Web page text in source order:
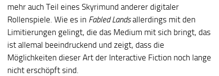
mehr auch Teil eines Skyrimund anderer digitaler
Rollenspiele. Wie es in Fabled Landsallerdings mit den
Limitierungen gelingt, die das Medium mit sich bringt, das
ist allemal beeindruckend und zeigt, dass die
Möglichkeiten dieser Art der Interactive Fiction noch lange
nicht erschöpft sind.